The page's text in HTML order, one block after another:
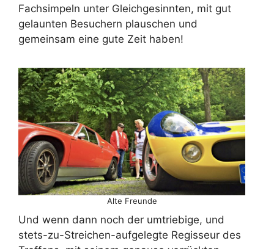
Fachsimpeln unter Gleichgesinnten, mit gut
gelaunten Besuchern plauschen und
gemeinsam eine gute Zeit haben!
Alte Freunde
Und wenn dann noch der umtriebige, und
stets-zu-Streichen-aufgelegte Regisseur des